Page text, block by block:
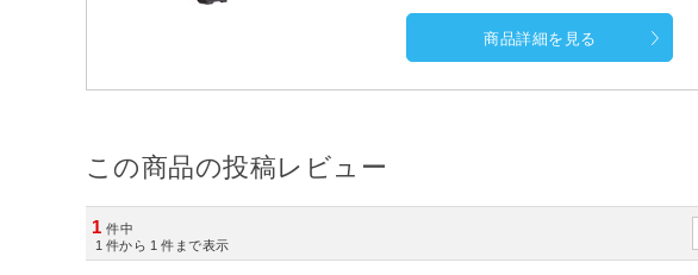
商品詳細を見る
この商品の投稿レビュー
1 件中
1 件から 1 件まで表示